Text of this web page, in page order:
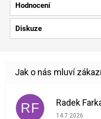
Hodnocení
Diskuze
RF Radek
Hodnocení
14.7.2026